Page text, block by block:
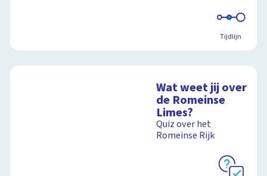
Tijdlijn
Wat weet jij over
de Romeinse
Limes?
Quiz over het
Romeinse Rijk